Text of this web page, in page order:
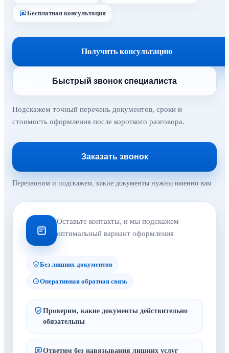
Бесплатная консультация
Получить консультацию
Быстрый звонок специалиста
Подскажем точный перечень документов, сроки и
стоимость оформления после короткого разговора.
Заказать звонок
Перезвоним и подскажем, какие документы нужны именно вам
Оставьте контакты, и мы подскажем
оптимальный вариант оформления
Без лишних документов
Оперативная обратная связь
Проверим, какие документы действительно
обязательны
Ответим без навязывания лишних услуг